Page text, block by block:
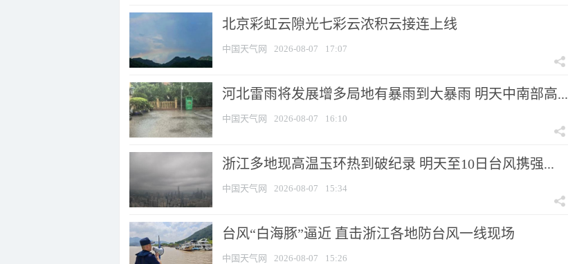
北京彩虹云隙光七彩云浓积云接连上线
中国天气网 2026-08-07 17:07
河北雷雨将发展增多局地有暴雨到大暴雨 明天中南部高...
中国天气网 2026-08-07 16:10
浙江多地现高温玉环热到破纪录 明天至10日台风携强...
中国天气网 2026-08-07 15:34
台风“白海豚”逼近 直击浙江各地防台风一线现场
中国天气网 2026-08-07 15:26